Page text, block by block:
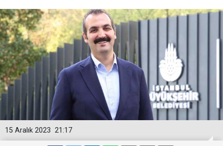
21:17
15 Aralık 2023